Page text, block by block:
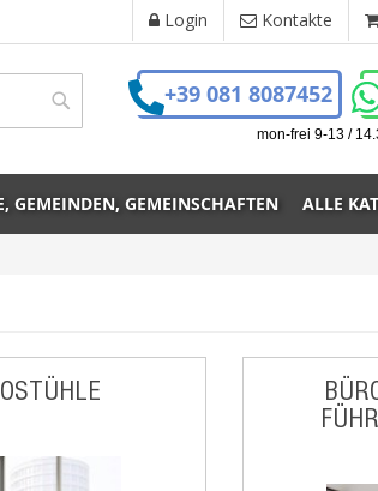
Login Kontakte
Search
+39 081 8087452
mon-frei 9-13 /
GEMEINDEN, GEMEINSCHAFTEN ALLE